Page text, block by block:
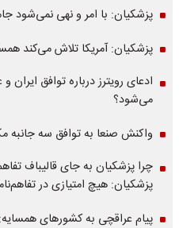
پزشکیان: با امر و نهی نمی‌شود
پزشکیان: آمریکا تلاش می‌کند
ادعای رویترز درباره توافق
می‌شود؟
واکنش صنعا به توافق سه جانبه
چرا پزشکیان به جای قالیباف
پزشکیان: هیچ امتیازی در
پیام عراقچی به کشورهای